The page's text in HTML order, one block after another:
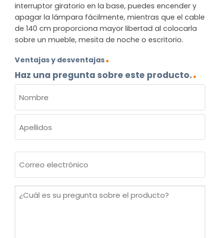
interruptor giratorio en la base, puedes encender y
apagar la lámpara fácilmente, mientras que el cable
de 140 cm proporciona mayor libertad al colocarla
sobre un mueble, mesita de noche o escritorio.
Ventajas y desventajas
Haz una pregunta sobre este producto.
(OBLIGATORIO)
Nombre
electrónico
¿Cuál